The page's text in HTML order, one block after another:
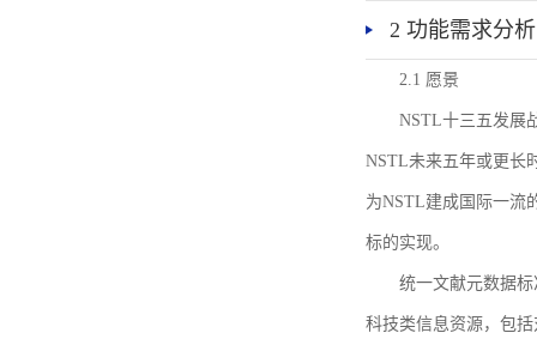
2 功能需求分析
2.1 愿景
NSTL十三五发展
NSTL未来五年或更长
为NSTL建成国际一流
标的实现。
统一文献元数据
科技类信息资源，包